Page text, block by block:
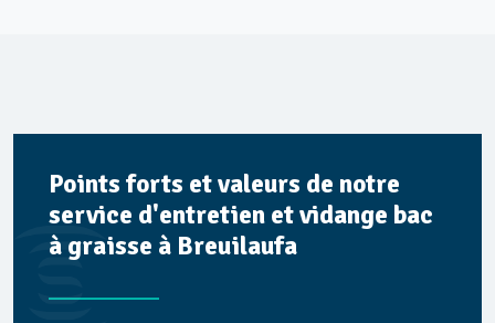
Points forts et valeurs de notre
service d'entretien et vidange bac
à graisse à Breuilaufa